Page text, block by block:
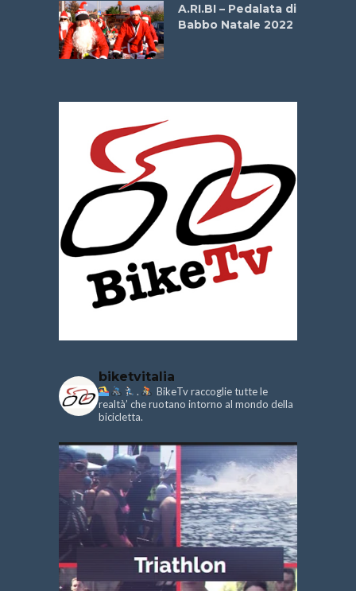
A.RI.BI – Pedalata di
Babbo Natale 2022
biketvitalia
.
BikeTv raccoglie tutte le
realtà’ che ruotano intorno al mondo della
bicicletta.